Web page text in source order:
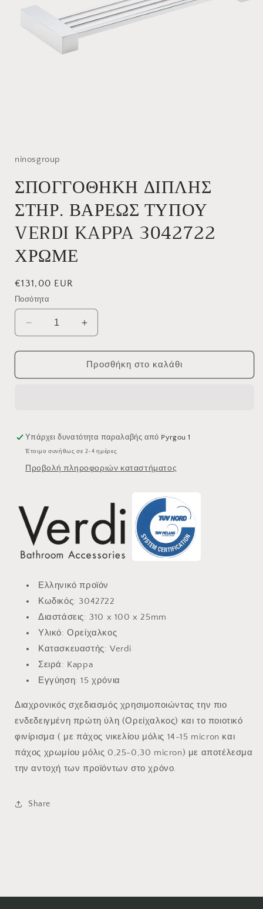
στο
βοηθητικό
ninosgroup
ΣΠΟΓΓΟΘΗΚΗ ΔΙΠΛΗΣ
ΣΤΗΡ. ΒΑΡΕΩΣ ΤΥΠΟΥ
VERDI KAPPA 3042722
ΧΡΩΜΕ
Κανονική
τιμή
€131,00 EUR
Ποσότητα
Μείωση
ποσότητας
για
ΣΠΟΓΓΟΘΗΚΗ
ΔΙΠΛΗΣ
KAPPA
3042722
ΧΡΩΜΕ
Αύξηση
ποσότητας
για
ΣΠΟΓΓΟΘΗΚΗ
ΔΙΠΛΗΣ
KAPPA
3042722
ΧΡΩΜΕ
Προσθήκη στο καλάθι
Υπάρχει δυνατότητα παραλαβής από Pyrgou 1
Έτοιμο συνήθως σε 2-4 ημέρες
Προβολή πληροφοριών καταστήματος
Ελληνικό προϊόν
Κωδικός: 3042722
Διαστάσεις: 310 x 100 x 25mm
Υλικό: Ορείχαλκος
Κατασκευαστής: Verdi
Σειρά: Kappa
Εγγύηση: 15 χρόνια
Διαχρονικός σχεδιασμός χρησιμοποιώντας την πιο
ενδεδειγμένη πρώτη ύλη (Ορείχαλκος) και το ποιοτικό
φινίρισμα ( με πάχος νικελίου μόλις 14-15 micron και
πάχος χρωμίου μόλις 0,25-0,30 micron) με αποτέλεσμα
την αντοχή των προϊόντων στο χρόνο.
Share